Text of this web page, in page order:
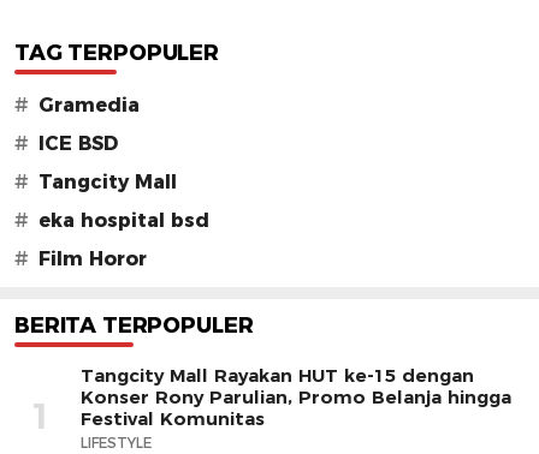
TAG TERPOPULER
# Gramedia
#
ICE BSD
# Tangcity Mall
# eka hospital bsd
#
Film Horor
BERITA TERPOPULER
1
Tangcity Mall Rayakan HUT ke-15 dengan
Konser Rony Parulian, Promo Belanja hingga
Festival Komunitas
LIFESTYLE